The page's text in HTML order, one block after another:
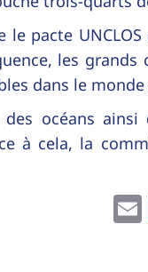
pacte
les
dans le
des océans
à cela, la